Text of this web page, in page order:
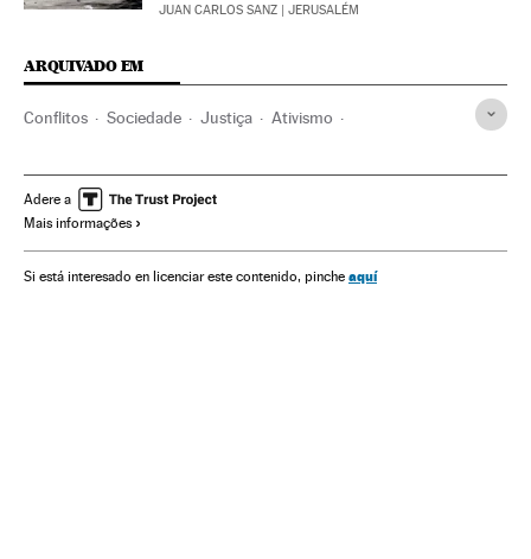
JUAN CARLOS SANZ | JERUSALÉM
ARQUIVADO EM
Conflitos Sociedade Justiça Ativismo
Oriente médio Centros penitenciários
Regime penitenciário
Adere a
Mais informações
Si está interesado en licenciar este contenido, pinche aquí